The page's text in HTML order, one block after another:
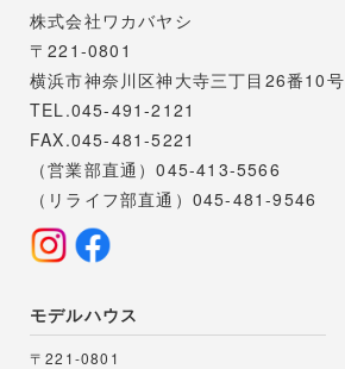
株式会社ワカバヤシ
〒221-0801
横浜市神奈川区神大寺三丁目26番10号
TEL.045-491-2121
FAX.045-481-5221
（営業部直通）045-413-5566
（リライフ部直通）045-481-9546
モデルハウス
〒221-0801